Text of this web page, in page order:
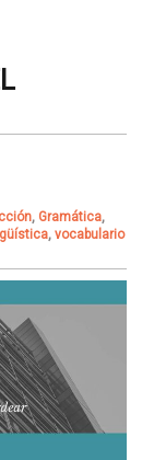
, Gramática,
, vocabulario